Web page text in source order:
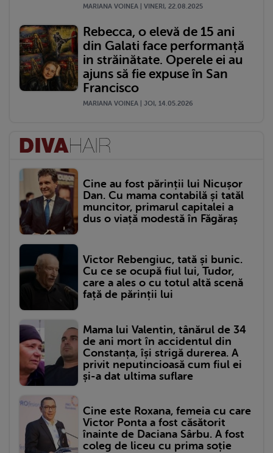
MARIANA VOINEA | VINERI, 22.08.2025
Rebecca, o elevă de 15 ani
din Galati face performanță
in străinătate. Operele ei au
ajuns să fie expuse în San
Francisco
MARIANA VOINEA | JOI, 14.05.2026
Cine au fost părinții lui Nicușor
Dan. Cu mama contabilă și tatăl
muncitor, primarul capitalei a
dus o viață modestă în Făgăraș
Victor Rebengiuc, tată și bunic.
Cu ce se ocupă fiul lui, Tudor,
care a ales o cu totul altă scenă
față de părinții lui
Mama lui Valentin, tânărul de 34
de ani mort în accidentul din
Constanța, își strigă durerea. A
privit neputincioasă cum fiul ei
și-a dat ultima suflare
Cine este Roxana, femeia cu care
Victor Ponta a fost căsătorit
înainte de Daciana Sârbu. A fost
coleg de liceu cu prima soție